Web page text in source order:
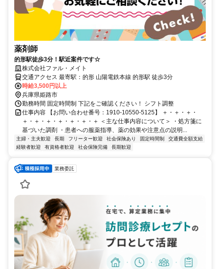
薬剤師
的形駅徒歩3分！駅近案件です☆
株式会社ファル・メイト
交通アクセス 最寄駅：的形 山陽電鉄本線 的形駅 徒歩3分
時給3,500円以上
兵庫県姫路市
勤務時間 固定時間制 下記をご確認ください！ シフト調整
仕事内容 【お問い合わせ番号：1910-10550-5125】 ＋・＋・＋・
＋・＋・＋・＋・＋・＋・＋ ＜主な仕事内容について＞ ・処方箋に
基づいた調剤 ・患者への服薬指導、薬の効果や注意点の説明...
主婦・主夫歓迎 長期 フリーター歓迎 社会保険あり 固定時間制
交通費全額支給
経験者歓迎
有資格者歓迎 社会保険完備 長期歓迎
業務委託